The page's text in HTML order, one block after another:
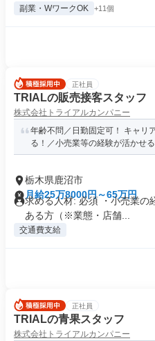
副業・WワークOK +11個
正社員
TRIALの販売接客スタッフ
株式会社トライアルカンパニー
年齢不問／日勤固定可！ キャリ
る！／小売業等の経験が活かせ
栃木県鹿沼市
月給25万8000円～65万円
求める人材: 必須 ・小売業の
ある方（※業態・店舗...
交通費支給
正社員
TRIALの青果スタッフ
株式会社トライアルカンパニー